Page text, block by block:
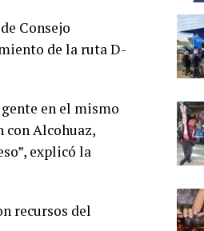
Consejo
de la ruta D-
en el mismo
Alcohuaz,
explicó la
recursos del